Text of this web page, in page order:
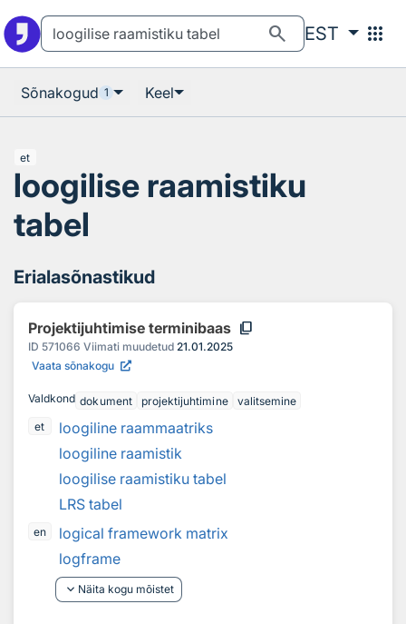
search EST apps
Sõnakogud 1 Keel
et
loogilise raamistiku
tabel
Erialasõnastikud
Projektijuhtimise terminibaas content_copy
ID 571066 Viimati muudetud 21.01.2025
Vaata sõnakogu
Valdkond dokument projektijuhtimine
valitsemine
et
loogiline raammaatriks
loogiline raamistik
loogilise raamistiku tabel
LRS tabel
en
logical framework matrix
logframe
keyboard_arrow_down Näita kogu mõistet